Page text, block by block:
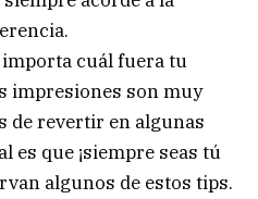
cuál fuera tu
impresiones son muy
de revertir en algunas
es que ¡siempre seas tú
algunos de estos tips.